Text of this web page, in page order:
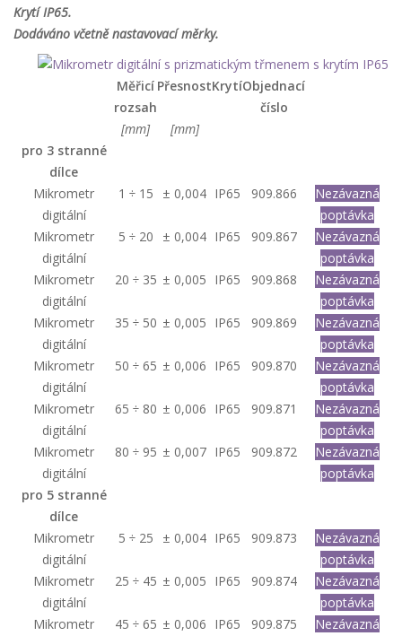
Krytí IP65.
Dodáváno včetně nastavovací měrky.
Měřicí
rozsah
PřesnostKrytíObjednací
číslo
[mm]
[mm]
pro 3 stranné
dílce
Mikrometr
digitální
1 ÷ 15 ± 0,004 IP65 909.866
Nezávazná
poptávka
Mikrometr
digitální
5 ÷ 20 ± 0,004 IP65 909.867
Nezávazná
poptávka
Mikrometr
digitální
20 ÷ 35 ± 0,005 IP65 909.868
Nezávazná
poptávka
Mikrometr
digitální
35 ÷ 50 ± 0,005 IP65 909.869
Nezávazná
poptávka
Mikrometr
digitální
50 ÷ 65 ± 0,006 IP65 909.870
Nezávazná
poptávka
Mikrometr
digitální
65 ÷ 80 ± 0,006 IP65 909.871
Nezávazná
poptávka
Mikrometr
digitální
80 ÷ 95 ± 0,007 IP65 909.872
Nezávazná
poptávka
pro 5 stranné
dílce
Mikrometr
digitální
5 ÷ 25 ± 0,004 IP65 909.873
Nezávazná
poptávka
Mikrometr
digitální
25 ÷ 45 ± 0,005 IP65 909.874
Nezávazná
poptávka
Mikrometr
45 ÷ 65 ± 0,006 IP65 909.875
Nezávazná